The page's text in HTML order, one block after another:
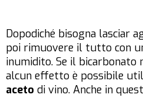
Dopodiché bisogna lasciar
poi rimuovere il tutto con
inumidito. Se il bicarbonato
alcun effetto è possibile
aceto di vino. Anche in